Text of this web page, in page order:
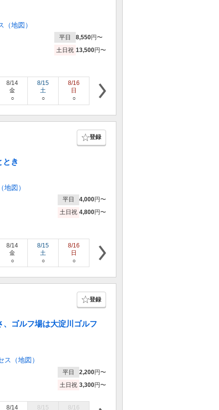
（地図）
平日 8,550円〜
土日祝 13,500円〜
8/14
金
○
8/15
土
○
8/16
日
○
8/17
月
登録
とき
地図）
平日 4,000円〜
土日祝 4,800円〜
8/14
金
○
8/15
土
○
8/16
日
○
8/17
月
登録
ゴルフ場は大淀川ゴルフ
ス（地図）
平日 2,200円〜
土日祝 3,300円〜
8/14
8/15
8/16
8/17